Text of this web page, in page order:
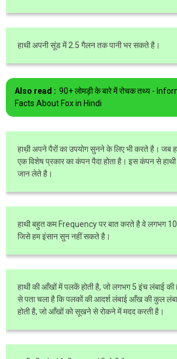
हाथी अपनी सूंड में 2.5 गैलन तक पानी भर सकते है।
Also read : 90+ लोमड़ी के बारे में रोचक तथ्य -
Facts About Fox in Hindi
हाथ़ी अपने पैरों का उपयोग सुनने के लिए भी करते है। जब
एक विशेष प्रकार का कंपन पैदा होता है। इस कंपन से हाथी
जान लेते है।
हाथी बहुत कम Frequency पर बात करते है वे लगभग
जिसे हम इंसान सुन नहीं सकते है।
हाथी की आँखों में पलकें होती है, जो लगभग 5 इंच लंबाई
से पता चला है कि पलकों की आदर्श लंबाई आँख की कुल
होती है, जो आँखों को सूखने से रोकने में मदद करती है।